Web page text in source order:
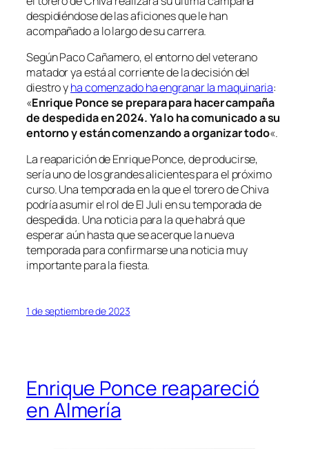
despidiéndose de las aficiones que le han
acompañado a lo largo de su carrera.
Según Paco Cañamero, el entorno del veterano
matador ya está al corriente de la decisión del
diestro yha comenzado ha engranar la maquinaria:
«Enrique Ponce se prepara para hacer campaña
de despedida en 2024. Ya lo ha comunicado a su
entorno y están comenzando a organizar todo«.
La reaparición de Enrique Ponce, de producirse,
sería uno de los grandes alicientes para el próximo
curso. Una temporada en la que el torero de Chiva
podría asumir el rol de El Juli en su temporada de
despedida. Una noticia para la que habrá que
esperar aún hasta que se acerque la nueva
temporada para confirmarse una noticia muy
importante para la fiesta.
1 de septiembre de 2023
Enrique Ponce reapareció
en Almería